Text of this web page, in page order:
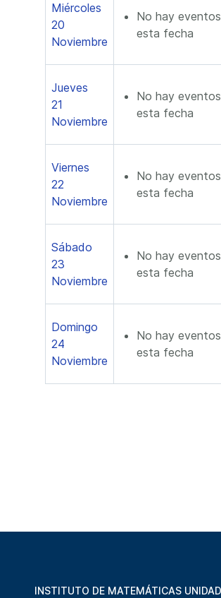
Miércoles
20
Noviembre
No hay
esta fecha
Jueves
21
Noviembre
No hay
esta fecha
Viernes
22
Noviembre
No hay
esta fecha
Sábado
23
Noviembre
No hay
esta fecha
Domingo
24
Noviembre
No hay
esta fecha
INSTITUTO DE MATEMÁTICAS